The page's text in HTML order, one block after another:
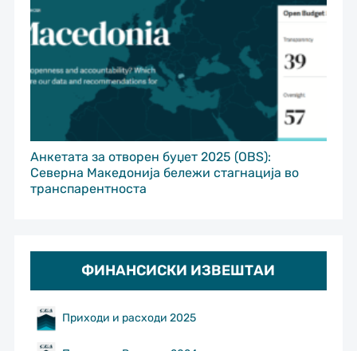
Анкетата за отворен буџет 2025 (OBS):
Северна Македонија бележи стагнација во
транспарентноста
ФИНАНСИСКИ ИЗВЕШТАИ
Приходи и расходи 2025